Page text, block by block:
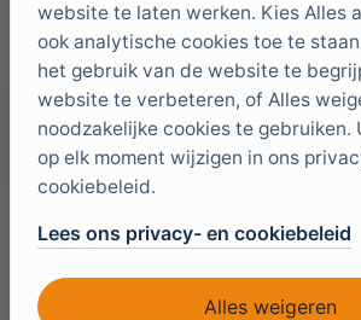
Stuur ons een
Deel uw verwachte gebruik,
inkoopvraag. We komen terug met
E-mail
website te laten werken. Kies Alles
ook analytische cookies toe te
het gebruik van de website te
website te verbeteren, of Alles
noodzakelijke cookies te gebruiken.
op elk moment wijzigen in ons
cookiebeleid.
Lees ons privacy- en cookiebeleid
Alles weigeren